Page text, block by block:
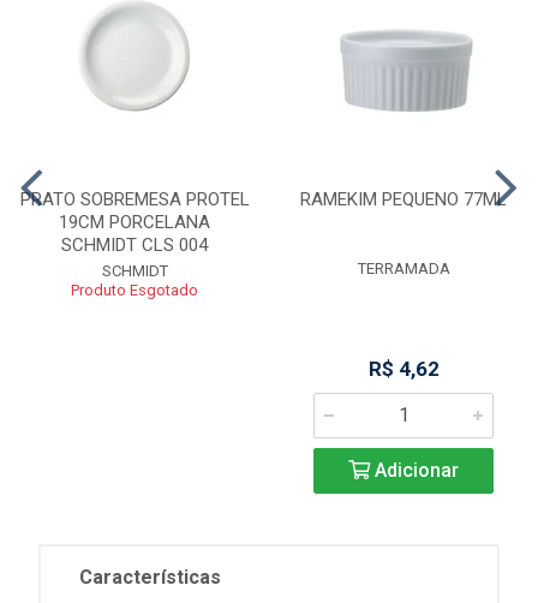
PRATO SOBREMESA PROTEL
19CM PORCELANA
SCHMIDT CLS 004
SCHMIDT
Produto Esgotado
RAMEKIM PEQUENO 77ML
TERRAMADA
R$ 4,62
Adicionar
Características